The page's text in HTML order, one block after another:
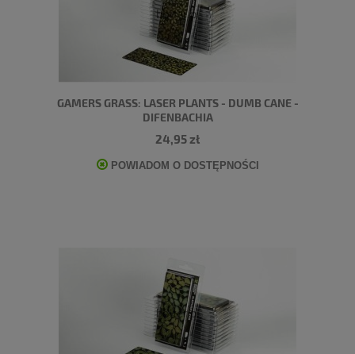
GAMERS GRASS: LASER PLANTS - DUMB CANE -
DIFENBACHIA
24,95 zł
POWIADOM O DOSTĘPNOŚCI